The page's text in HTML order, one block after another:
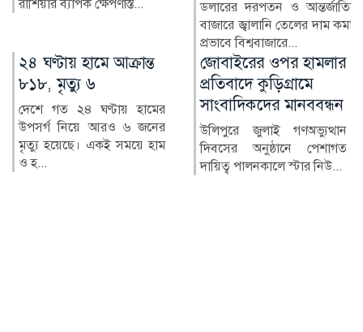
রাশিয়ার ব্যাপক ক্ষেপণাস্ত...
ডলারের দরপতন ও আন্তর্জাতিক
বাজারে জ্বালানি তেলের দাম কমার
প্রভাবে বিশ্ববাজারে...
২৪ ঘণ্টায় হামে আক্রান্ত
৮১৮, মৃত্যু ৬
দেশে গত ২৪ ঘণ্টায় হামের
উপসর্গ নিয়ে আরও ৬ জনের
মৃত্যু হয়েছে। একই সময়ে হাম
ও হ...
জোবাইরের ওপর হামলার
প্রতিবাদে কুড়িগ্রামে
সাংবাদিকদের মানববন্ধন
উলিপুরে জুলাই গণঅভ্যুত্থান
দিবসের অনুষ্ঠানে পেশাগত
দায়িত্ব পালনকালে স্টার নিউ...